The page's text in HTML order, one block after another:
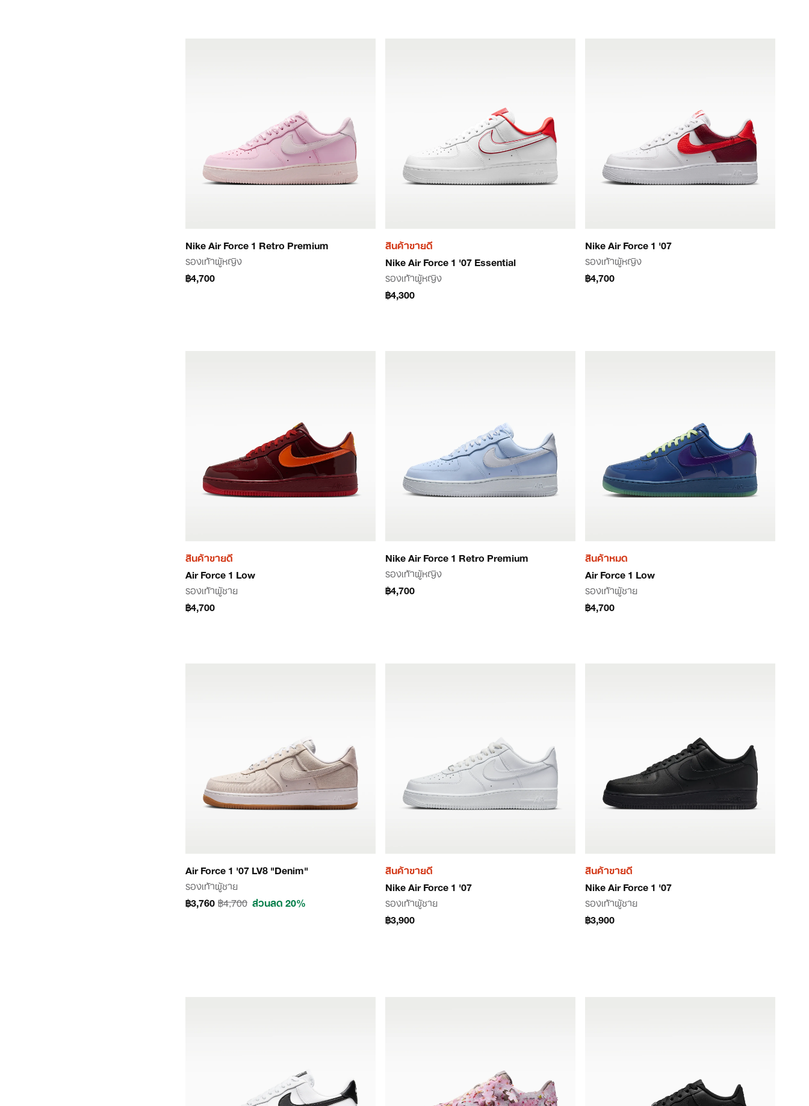
Nike Air Force 1 Retro Premium
รองเท้าผู้หญิง
฿4,700
สินค้าขายดี
Nike Air Force 1 '07 Essential
รองเท้าผู้หญิง
฿4,300
Nike Air Force 1 '07
รองเท้าผู้หญิง
฿4,700
สินค้าขายดี
Air Force 1 Low
รองเท้าผู้ชาย
฿4,700
Nike Air Force 1 Retro Premium
รองเท้าผู้หญิง
฿4,700
สินค้าหมด
Air Force 1 Low
รองเท้าผู้ชาย
฿4,700
Air Force 1 '07 LV8 "Denim"
รองเท้าผู้ชาย
฿3,760฿4,700 ส่วนลด 20%
สินค้าขายดี
Nike Air Force 1 '07
รองเท้าผู้ชาย
฿3,900
สินค้าขายดี
Nike Air Force 1 '07
รองเท้าผู้ชาย
฿3,900